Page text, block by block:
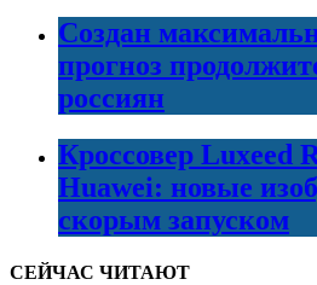
Создан
прогноз
россиян
Кроссовер Luxeed
Huawei: новые
скорым запуском
СЕЙЧАС ЧИТАЮТ